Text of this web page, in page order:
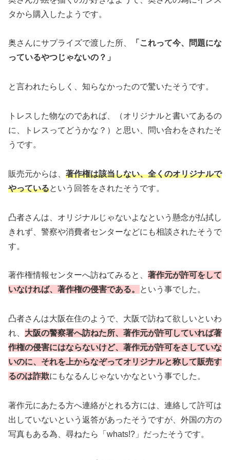
タから購入したようです。
奥さんにサプライズで渡した所、
「これって今、問題にな
っているやつじゃないの？」
と言われたらしく、知らなかったので驚いたそうです。
トレスした物なのであれば、（オリジナルと書いてあるの
に、トレスってどうかな？）と思い、問い合わをされたそ
うです。
販売元からは、 著作権は該当しない、全くのオリジナルで
やっているという回答をされたそうです。
凸者さんは、オリジナルじゃないよなという懸念が払拭し
きれず、警察や消費者センターなどにも相談されたそうで
す。
著作権情報センターへ訪ねてみると、 著作元が許可をして
いなければ、著作権の侵害である。
という事でした。
凸者さんは大阪在住のようで、大阪で訪ねて欲しいといわ
れ、 大阪の警察署へ訪ねた所、著作元が許可していれば著
作権の侵害にはならないけど、著作元が許可をさしていな
いのに、それを上からなぞってオリジナルと称して販売す
るのは詐欺にもなるんじゃないかなという事でした。
著作元にあたる方へ連絡がとれる方には、連絡して許可は
出していないという返答があったそうですが、外国の方の
写真もある為、尋ねたら「whats!?」だったそうです。